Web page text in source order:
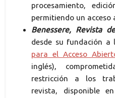
procesamiento,
permitiendo un
Benessere, Revista
desde su fundación a
para el Acceso
inglés),
restricción a los
revista, disponible